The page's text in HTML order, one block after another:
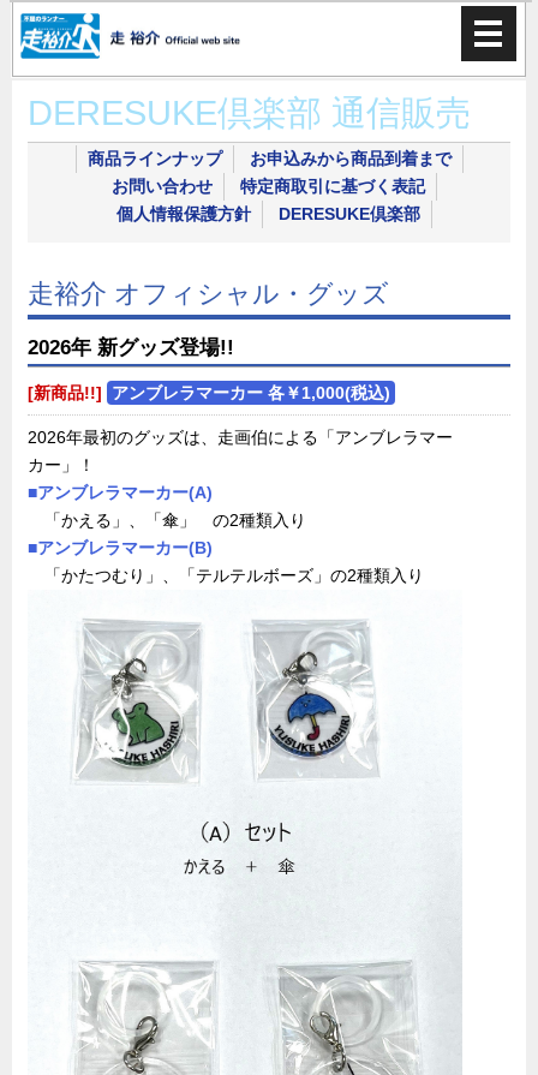
DERESUKE倶楽部 通信販売
商品ラインナップ
お申込みから商品到着まで
お問い合わせ
特定商取引に基づく表記
個人情報保護方針
DERESUKE倶楽部
走裕介 オフィシャル・グッズ
2026年 新グッズ登場!!
[新商品!!] アンブレラマーカー各￥1,000(税込)
2026年最初のグッズは、走画伯による「アンブレラマー
カー」！
■アンブレラマーカー(A)
「かえる」、「傘」 の2種類入り
■アンブレラマーカー(B)
「かたつむり」、「テルテルボーズ」の2種類入り